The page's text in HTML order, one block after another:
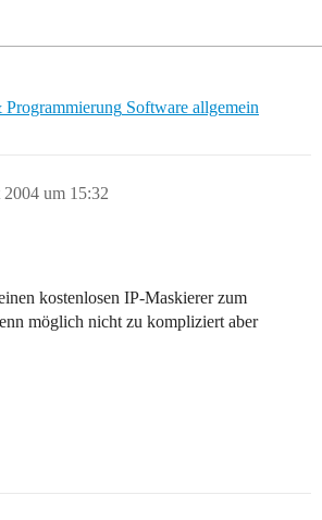
Software allgemein
um 15:32
kostenlosen IP-Maskierer zum
möglich nicht zu kompliziert aber